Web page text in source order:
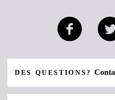
DES QUESTIONS?